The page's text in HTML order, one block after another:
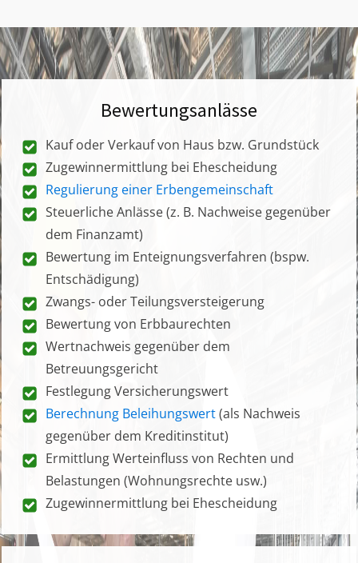
Bewertungsanlässe
Kauf oder Verkauf von Haus bzw. Grundstück
Zugewinnermittlung bei Ehescheidung
Regulierung einer Erbengemeinschaft
Steuerliche Anlässe (z. B. Nachweise gegenüber
dem Finanzamt)
Bewertung im Enteignungsverfahren (bspw.
Entschädigung)
Zwangs- oder Teilungsversteigerung
Bewertung von Erbbaurechten
Wertnachweis gegenüber dem
Betreuungsgericht
Festlegung Versicherungswert
Berechnung Beleihungswert(als Nachweis
gegenüber dem Kreditinstitut)
Ermittlung Werteinfluss von Rechten und
Belastungen (Wohnungsrechte usw.)
Zugewinnermittlung bei Ehescheidung